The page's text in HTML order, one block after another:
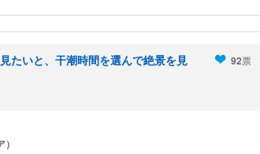
たいと、干潮時間を選んで絶景を見
92票